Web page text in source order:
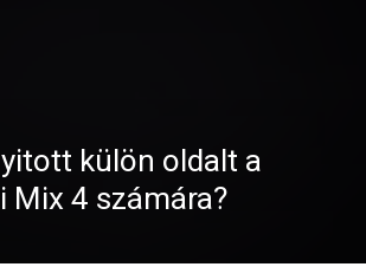
külön oldalt a
Mix 4 számára?